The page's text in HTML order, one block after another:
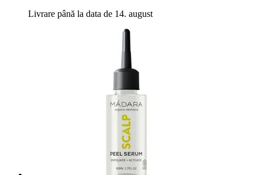
Livrare până la data de 14. august